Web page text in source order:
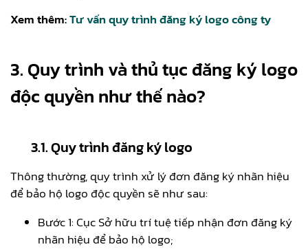
Xem thêm:Tư vấn quy trình đăng ký logo công ty
3. Quy trình và thủ tục đăng ký logo
độc quyền như thế nào?
3.1. Quy trình đăng ký logo
Thông thường, quy trình xử lý đơn đăng ký nhãn hiệu
để bảo hộ logo độc quyền sẽ như sau:
Bước 1: Cục Sở hữu trí tuệ tiếp nhận đơn đăng ký
nhãn hiệu để bảo hộ logo;